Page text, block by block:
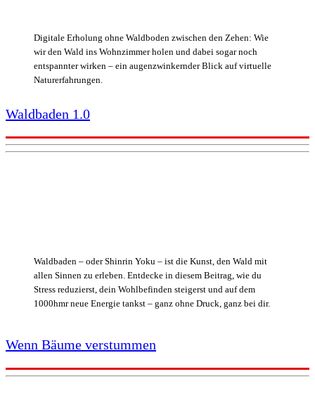
Digitale Erholung ohne Waldboden zwischen den Zehen: Wie
wir den Wald ins Wohnzimmer holen und dabei sogar noch
entspannter wirken – ein augenzwinkernder Blick auf virtuelle
Naturerfahrungen.
Waldbaden – oder Shinrin Yoku – ist die Kunst, den Wald mit
allen Sinnen zu erleben. Entdecke in diesem Beitrag, wie du
Stress reduzierst, dein Wohlbefinden steigerst und auf dem
1000hmr neue Energie tankst – ganz ohne Druck, ganz bei dir.
Waldbaden 1.0
Wenn Bäume verstummen